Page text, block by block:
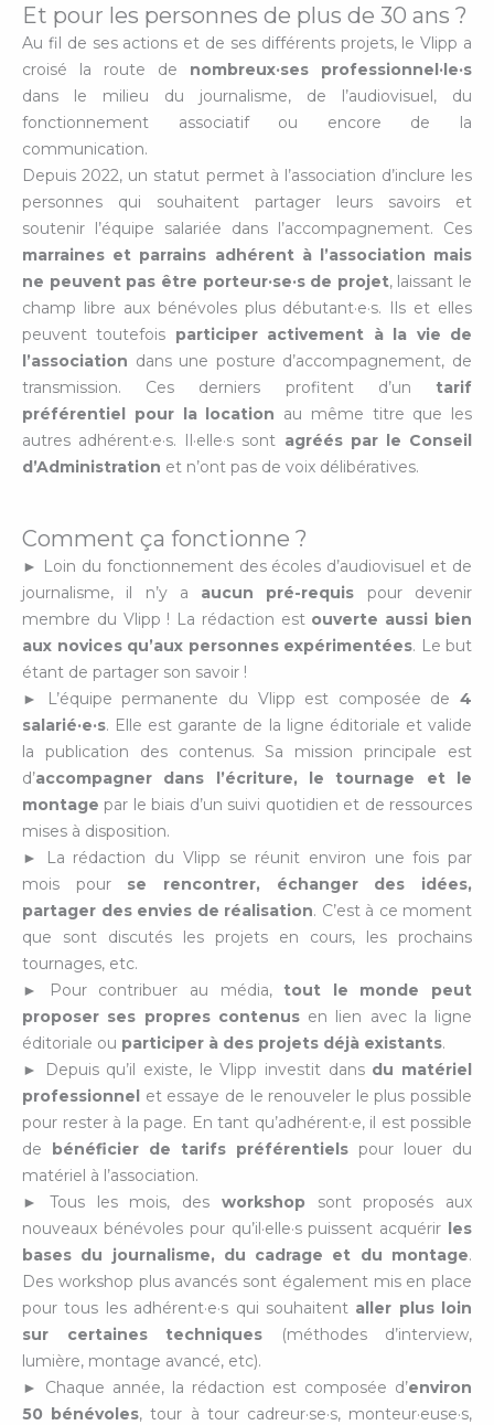
Et pour les personnes de plus de 30 ans ?
Au fil de ses actions et de ses différents projets, le Vlipp a
croisé la route de nombreux·ses professionnel·le·s
dans le milieu du journalisme, de l’audiovisuel, du
fonctionnement associatif ou encore de la
communication.
Depuis 2022, un statut permet à l’association d’inclure les
personnes qui souhaitent partager leurs savoirs et
soutenir l’équipe salariée dans l’accompagnement. Ces
marraines et parrains adhérent à l’association mais
ne peuvent pas être porteur·se·s de projet, laissant le
champ libre aux bénévoles plus débutant·e·s. Ils et elles
peuvent toutefois participer activement à la vie de
l’association dans une posture d’accompagnement, de
transmission. Ces derniers profitent d’un tarif
préférentiel pour la location au même titre que les
autres adhérent·e·s. Il·elle·s sont agréés par le Conseil
d’Administration et n’ont pas de voix délibératives.
Comment ça fonctionne ?
► Loin du fonctionnement des écoles d’audiovisuel et de
journalisme, il n’y a aucun pré-requis pour devenir
membre du Vlipp ! La rédaction est ouverte aussi bien
aux novices qu’aux personnes expérimentées. Le but
étant de partager son savoir !
► L’équipe permanente du Vlipp est composée de 4
salarié·e·s. Elle est garante de la ligne éditoriale et valide
la publication des contenus. Sa mission principale est
d’accompagner dans l’écriture, le tournage et le
montage par le biais d’un suivi quotidien et de ressources
mises à disposition.
► La rédaction du Vlipp se réunit environ une fois par
mois pour se rencontrer, échanger des idées,
partager des envies de réalisation. C’est à ce moment
que sont discutés les projets en cours, les prochains
tournages, etc.
► Pour contribuer au média, tout le monde peut
proposer ses propres contenusen lien avec la ligne
éditoriale ou participer à des projets déjà existants.
► Depuis qu’il existe, le Vlipp investit dans du matériel
professionnel et essaye de le renouveler le plus possible
pour rester à la page. En tant qu’adhérent·e, il est possible
de bénéficier de tarifs préférentiels pour louer du
matériel à l’association.
► Tous les mois, des workshop sont proposés aux
nouveaux bénévoles pour qu’il·elle·s puissent acquérir les
bases du journalisme, du cadrage et du montage.
Des workshop plus avancés sont également mis en place
pour tous les adhérent·e·s qui souhaitent aller plus loin
sur certaines techniques (méthodes d’interview,
lumière, montage avancé, etc).
► Chaque année, la rédaction est composée d’environ
50 bénévoles, tour à tour cadreur·se·s, monteur·euse·s,